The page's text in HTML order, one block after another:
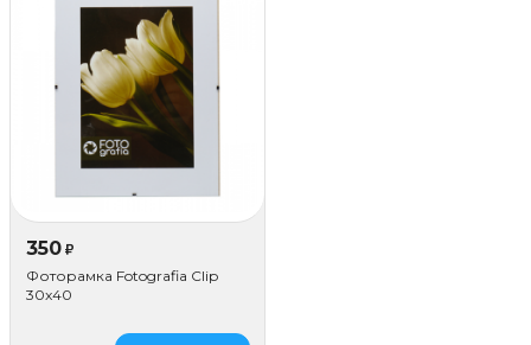
350 ₽
Фоторамка Fotografia Сlip
30x40